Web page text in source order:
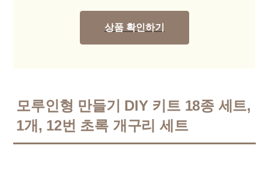
상품 확인하기
모루인형 만들기 DIY 키트 18종 세트,
1개, 12번 초록 개구리 세트